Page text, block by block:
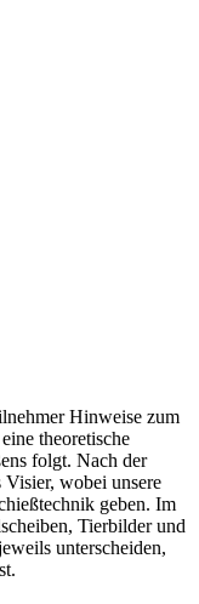
Hinweise zum
theoretische
folgt. Nach der
wobei unsere
geben. Im
Tierbilder und
unterscheiden,